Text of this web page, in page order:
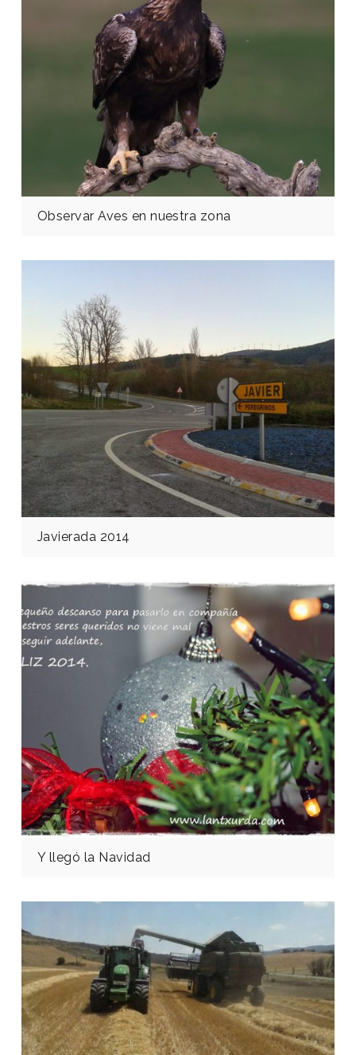
Observar Aves en nuestra zona
Javierada 2014
Y llegó la Navidad